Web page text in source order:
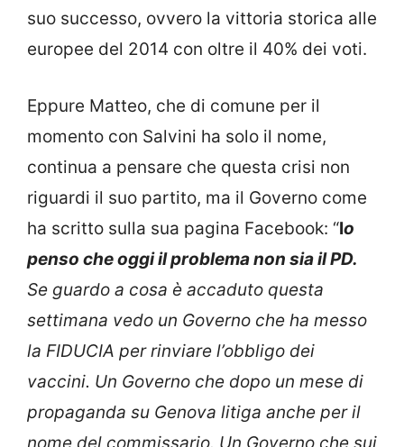
suo successo, ovvero la vittoria storica alle
europee del 2014 con oltre il 40% dei voti.
Eppure Matteo, che di comune per il
momento con Salvini ha solo il nome,
continua a pensare che questa crisi non
riguardi il suo partito, ma il Governo come
ha scritto sulla sua pagina Facebook: “Io
penso che oggi ilproblema non sia il PD.
Se guardo a cosa è accaduto questa
settimana vedo un Governo che ha messo
la FIDUCIA per rinviare l’obbligo dei
vaccini. Un Governo che dopo un mese di
propaganda su Genova litiga anche per il